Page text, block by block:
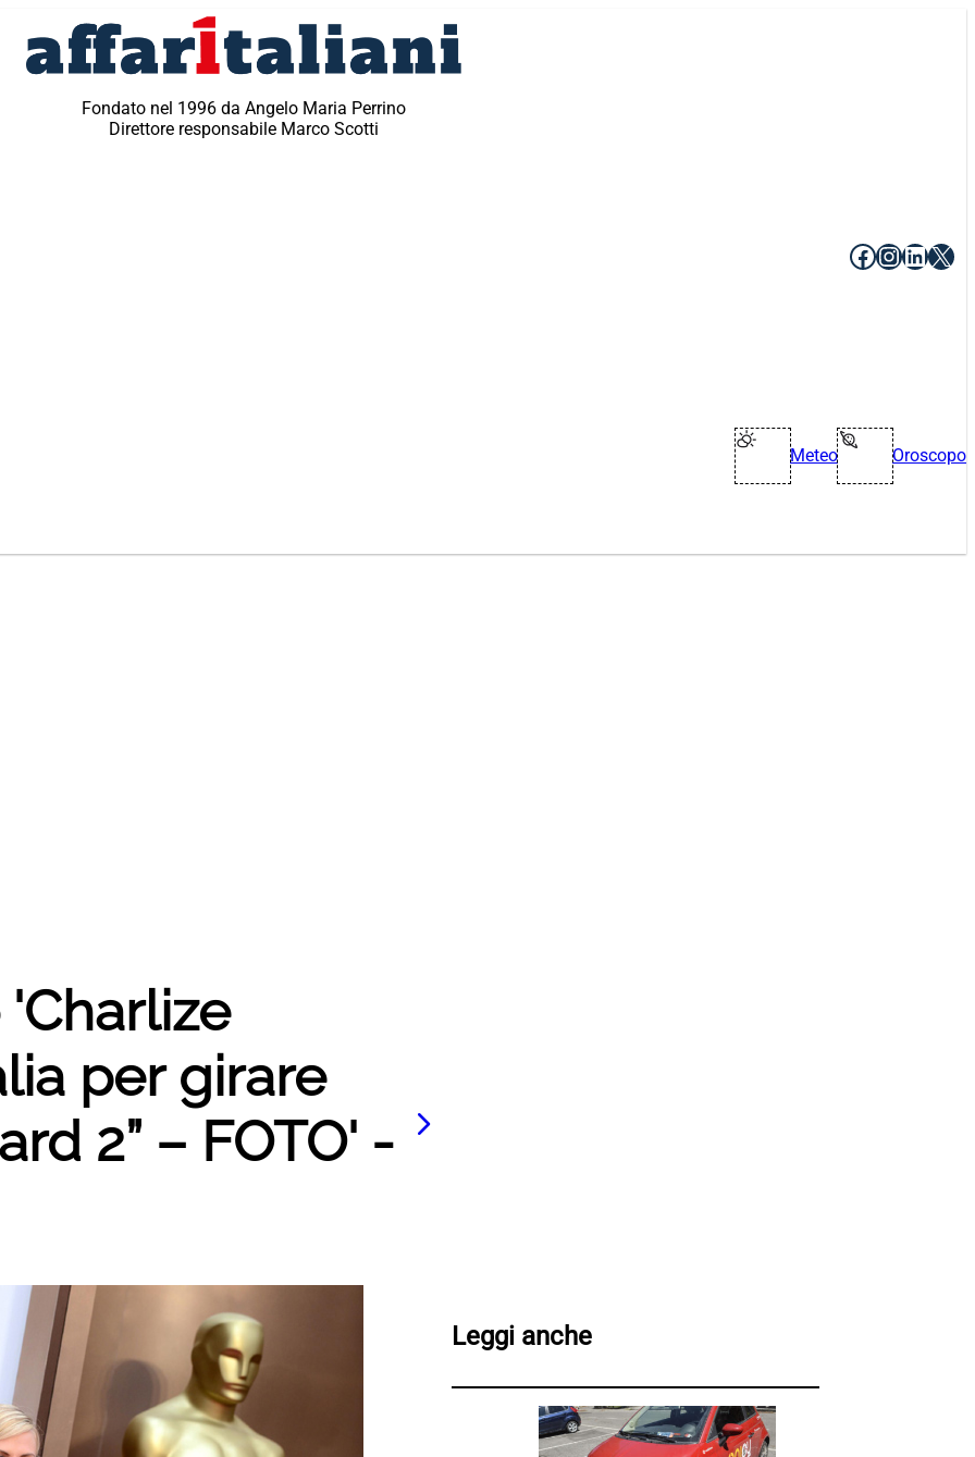
Fondato nel 1996 da Angelo Maria Perrino
Direttore responsabile Marco Scotti
Facebook
X
Meteo Oroscopo
per girare
2” – FOTO' -
Leggi anche